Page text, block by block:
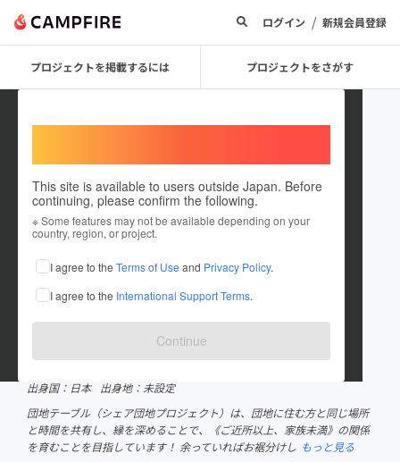
ログイン / 新規会員登録
プロジェクトを掲載するには プロジェクトをさがす
This site is available to users outside Japan. Before
continuing, please confirm the following.
※ Some features may not be available depending on your
country, region, or project.
I agree to the Terms of Use and Privacy Policy.
I agree to the International Support Terms.
Continue
団地テーブル
これまでに1件のプロジェクトを投稿しています
CAMPFIREクラウドファンディングアワード受賞履歴
出身国：日本
出身地：未設定
団地テーブル（シェア団地プロジェクト）は、団地に住む方と同じ場所
と時間を共有し、縁を深めることで、《ご近所以上、家族未満》の関係
を育むことを目指しています！ 余っていればお裾分けし もっと見る